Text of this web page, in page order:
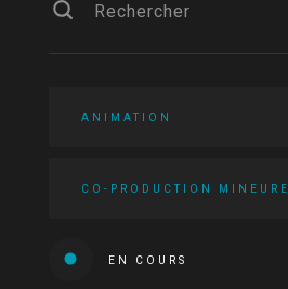
ANIMATION
CO-PRODUCTION MINEURE
EN COURS